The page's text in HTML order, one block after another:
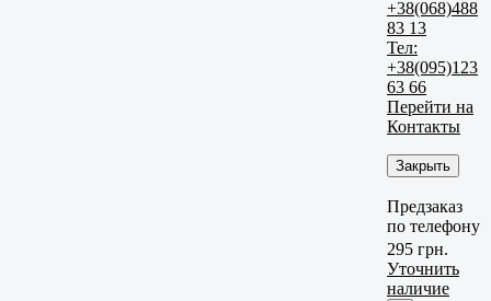
+38(068)488
83 13
Тел:
+38(095)123
63 66
Перейти на
Контакты
Закрыть
Предзаказ
по телефону
295 грн.
Уточнить
наличие